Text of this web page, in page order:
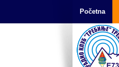
Početna